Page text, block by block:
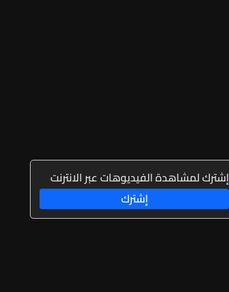
إشترك لمشاهدة الفيديوهات عبر الانترنت
إشترك